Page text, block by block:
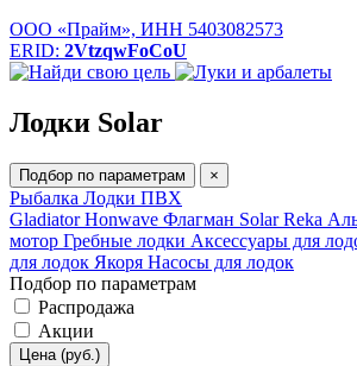
ООО «Прайм», ИНН 5403082573
ERID: 2VtzqwFoCoU
Лодки Solar
Подбор по параметрам ×
Рыбалка Лодки ПВХ
GladiatorHonwave Флагман SolarReka
мотор Гребные лодки Аксессуары для
для лодок Якоря Насосы для лодок
Подбор по параметрам
Распродажа
Акции
Цена (руб.)